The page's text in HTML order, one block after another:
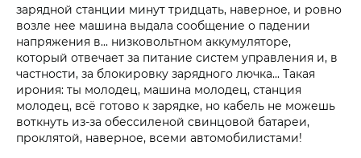
зарядной станции минут тридцать, наверное, и ровно
возле нее машина выдала сообщение о падении
напряжения в... низковольтном аккумуляторе,
который отвечает за питание систем управления и, в
частности, за блокировку зарядного лючка... Такая
ирония: ты молодец, машина молодец, станция
молодец, всё готово к зарядке, но кабель не можешь
воткнуть из-за обессиленой свинцовой батареи,
проклятой, наверное, всеми автомобилистами!